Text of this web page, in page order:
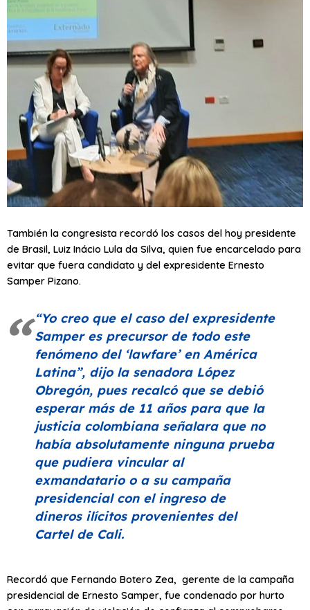
También la congresista recordó los casos del hoy presidente
de Brasil, Luiz Inácio Lula da Silva, quien fue encarcelado para
evitar que fuera candidato y del expresidente Ernesto
Samper Pizano.
“Yo creo que el caso del expresidente
Samper es precursor de todo este
fenómeno del ‘lawfare’en América
Latina”, dijo la senadora López
Obregón, pues recalcó que se debió
esperar más de 11 años para que la
justicia colombiana señalara que no
había absolutamente ninguna prueba
que pudiera vincular al
exmandatario o a su campaña
presidencial con el ingreso de
dineros ilícitos provenientes del
Cartel de Cali.
Recordó que Fernando Botero Zea, gerente de la campaña
presidencial de Ernesto Samper, fue condenado por hurto